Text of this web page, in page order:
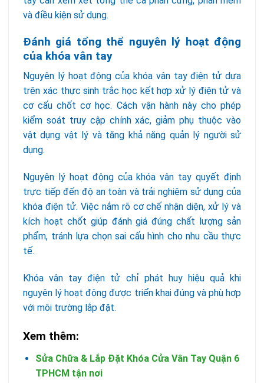
và điều kiện sử dụng.
Đánh giá tổng thể nguyên lý hoạt động
của khóa vân tay
Nguyên lý hoạt động của khóa vân tay điện tử dựa
trên xác thực sinh trắc học kết hợp xử lý điện tử và
cơ cấu chốt cơ học. Cách vận hành này cho phép
kiểm soát truy cập chính xác, giảm phụ thuộc vào
vật dụng vật lý và tăng khả năng quản lý người sử
dụng.
Nguyên lý hoạt động của khóa vân tay quyết định
trực tiếp đến độ an toàn và trải nghiệm sử dụng của
khóa điện tử. Việc nắm rõ cơ chế nhận diện, xử lý và
kích hoạt chốt giúp đánh giá đúng chất lượng sản
phẩm, tránh lựa chọn sai cấu hình cho nhu cầu thực
tế.
Khóa vân tay điện tử chỉ phát huy hiệu quả khi
nguyên lý hoạt động được triển khai đúng và phù hợp
với môi trường lắp đặt.
Xem thêm:
Sửa Chữa & Lắp Đặt Khóa Cửa Vân Tay Quận 6
TPHCM tận nơi